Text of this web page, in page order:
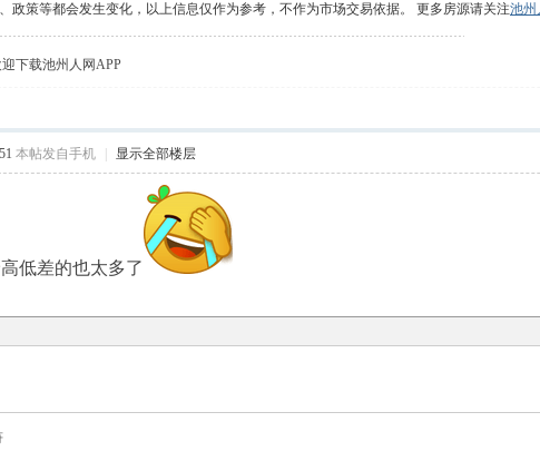
政策等都会发生变化，以上信息仅作为参考，不作为市场交易依据。 更多房源请关注池州
下载池州人网APP
本帖发自手机 显示全部楼层
低差的也太多了